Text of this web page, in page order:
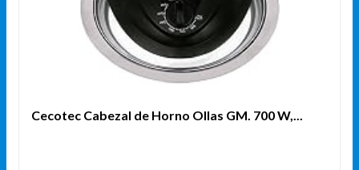
Cecotec Cabezal de Horno Ollas GM. 700 W,...